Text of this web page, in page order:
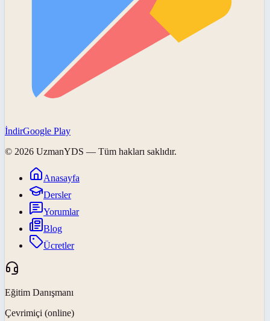
İndirGoogle Play
© 2026 UzmanYDS — Tüm hakları saklıdır.
Anasayfa
Dersler
Yorumlar
Blog
Ücretler
Eğitim Danışmanı
Çevrimiçi (online)